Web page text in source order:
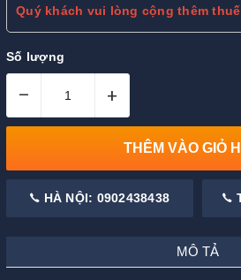
Quý khách vui lòng cộng thêm
Số lượng
– +
THÊM VÀO GIỎ
HÀ NỘI: 0902438438
MÔ TẢ